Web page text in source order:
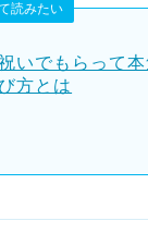
読みたい
いでもらって
方とは